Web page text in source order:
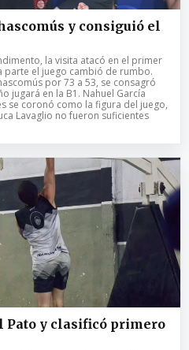
y consiguió el
la visita atacó en el primer
parte el juego cambió de rumbo.
por 73 a 53, se consagró
jugará en la B1. Nahuel García
se coronó como la figura del juego,
Lavaglio no fueron suficientes
Pato y clasificó primero